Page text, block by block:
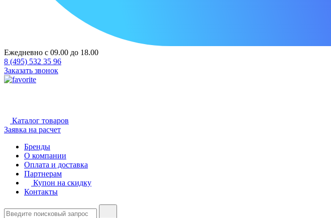
Ежедневно с 09.00 до 18.00
8 (495) 532 35 96
Заказать звонок
Каталог товаров
Заявка на расчет
Бренды
О компании
Оплата и доставка
Партнерам
Купон на скидку
Контакты